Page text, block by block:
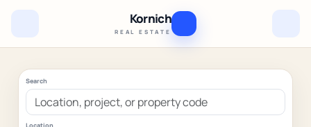
Kornich
REAL ESTATE
Search